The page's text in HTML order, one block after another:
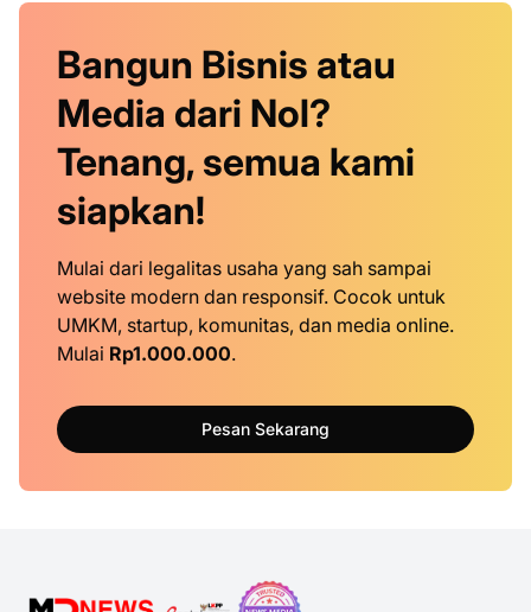
Bangun Bisnis atau
Media dari Nol?
Tenang, semua kami
siapkan!
Mulai dari legalitas usaha yang sah sampai
website modern dan responsif. Cocok untuk
UMKM, startup, komunitas, dan media online.
Mulai Rp1.000.000.
Pesan Sekarang